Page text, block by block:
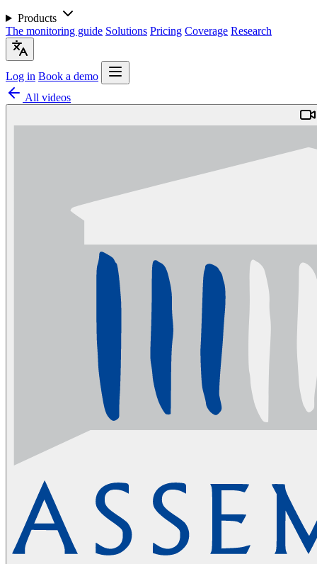
Products
The monitoring guide Solutions Pricing Coverage Research
Log in Book a demo
All videos